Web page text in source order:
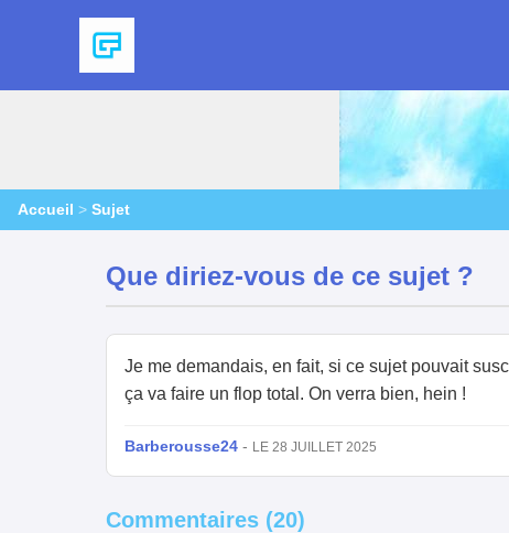
Accueil > Sujet
Que diriez-vous de ce sujet ?
Je me demandais, en fait, si ce sujet pouvait
ça va faire un flop total. On verra bien, hein !
Barberousse24 - LE 28 JUILLET 2025
Commentaires (20)